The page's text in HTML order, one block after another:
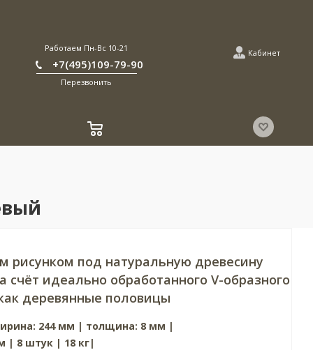
Работаем Пн-Вс 10-21
+7(495)109-79-90
Перезвонить
Кабинет
рисунком под натуральную древесину
идеально обработанного V-образного
деревянные половицы
244 мм | толщина: 8 мм |
| 8 штук | 18 кг|